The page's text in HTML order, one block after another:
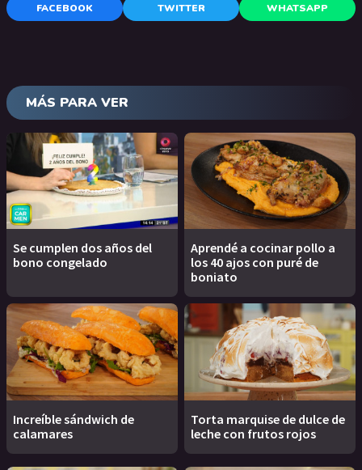
FACEBOOK TWITTER WHATSAPP
MÁS PARA VER
Se cumplen dos años del
bono congelado
Aprendé a cocinar pollo a
los 40 ajos con puré de
boniato
Increíble sándwich de
calamares
Torta marquise de dulce de
leche con frutos rojos